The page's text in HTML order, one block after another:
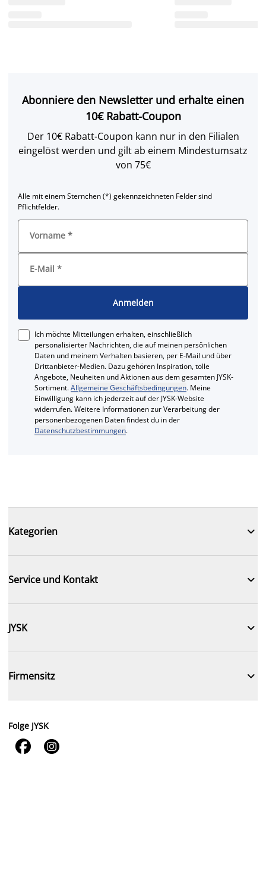
Abonniere den Newsletter und erhalte einen
10€ Rabatt-Coupon
Der 10€ Rabatt-Coupon kann nur in den Filialen
eingelöst werden und gilt ab einem Mindestumsatz
von 75€
Alle mit einem Sternchen (*) gekennzeichneten Felder sind
Pflichtfelder.
Vorname *
E-Mail *
Anmelden
Ich möchte Mitteilungen erhalten, einschließlich
personalisierter Nachrichten, die auf meinen persönlichen
Daten und meinem Verhalten basieren, per E-Mail und über
Drittanbieter-Medien. Dazu gehören Inspiration, tolle
Angebote, Neuheiten und Aktionen aus dem gesamten JYSK-
Sortiment.Allgemeine Geschäftsbedingungen. Meine
Einwilligung kann ich jederzeit auf der JYSK-Website
widerrufen. Weitere Informationen zur Verarbeitung der
personenbezogenen Daten findest du in der
Datenschutzbestimmungen.
Kategorien 
Service und Kontakt 
JYSK 
Firmensitz 
Folge JYSK
 